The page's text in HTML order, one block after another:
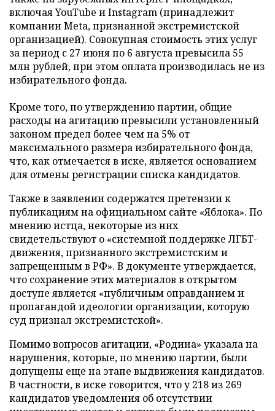
включая YouTube и Instagram (принадлежит
компании Meta, признанной экстремистской
организацией). Совокупная стоимость этих услуг
за период с 27 июня по 6 августа превысила 55
млн рублей, при этом оплата производилась не из
избирательного фонда.
Кроме того, по утверждению партии, общие
расходы на агитацию превысили установленный
законом предел более чем на 5% от
максимального размера избирательного фонда,
что, как отмечается в иске, является основанием
для отмены регистрации списка кандидатов.
Также в заявлении содержатся претензии к
публикациям на официальном сайте «Яблока». По
мнению истца, некоторые из них
свидетельствуют о «системной поддержке ЛГБТ-
движения, признанного экстремистским и
запрещенным в РФ». В документе утверждается,
что сохранение этих материалов в открытом
доступе является «публичным оправданием и
пропагандой идеологии организации, которую
суд признал экстремистской».
Помимо вопросов агитации, «Родина» указала на
нарушения, которые, по мнению партии, были
допущены еще на этапе выдвижения кандидатов.
В частности, в иске говорится, что у 218 из 269
кандидатов уведомления об отсутствии